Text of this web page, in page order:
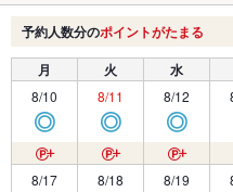
予約人数分のポイントがたまる
月 火 水
8/10
◎
8/11
◎
8/12
◎
8/17 8/18 8/19